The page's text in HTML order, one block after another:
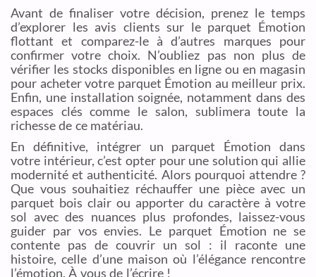
Avant de finaliser votre décision, prenez le temps
d’explorer les avis clients sur le parquet Émotion
flottant et comparez-le à d’autres marques pour
confirmer votre choix. N’oubliez pas non plus de
vérifier les stocks disponibles en ligne ou en magasin
pour acheter votre parquet Émotion au meilleur prix.
Enfin, une installation soignée, notamment dans des
espaces clés comme le salon, sublimera toute la
richesse de ce matériau.
En définitive, intégrer un parquet Émotion dans
votre intérieur, c’est opter pour une solution qui allie
modernité et authenticité. Alors pourquoi attendre ?
Que vous souhaitiez réchauffer une pièce avec un
parquet bois clair ou apporter du caractère à votre
sol avec des nuances plus profondes, laissez-vous
guider par vos envies. Le parquet Émotion ne se
contente pas de couvrir un sol : il raconte une
histoire, celle d’une maison où l’élégance rencontre
l’émotion. À vous de l’écrire !